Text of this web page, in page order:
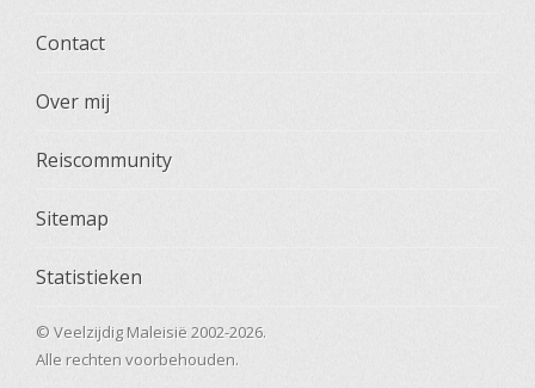
Contact
Over mij
Reiscommunity
Sitemap
Statistieken
© Veelzijdig Maleisië 2002-2026.
Alle rechten voorbehouden.